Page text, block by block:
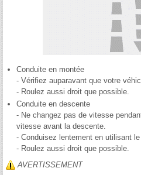
Conduite en montée
- Vérifiez auparavant que votre
- Roulez aussi droit que possible.
Conduite en descente
- Ne changez pas de vitesse
vitesse avant la descente.
- Conduisez lentement en utilisant
- Roulez aussi droit que possible.
AVERTISSEMENT